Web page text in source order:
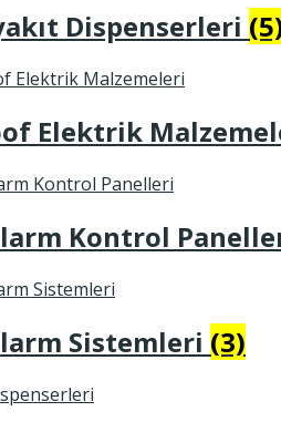
Dispenserleri
Elektrik
Kontrol
Sistemleri (3)